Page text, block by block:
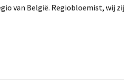
van België. Regiobloemist, wij